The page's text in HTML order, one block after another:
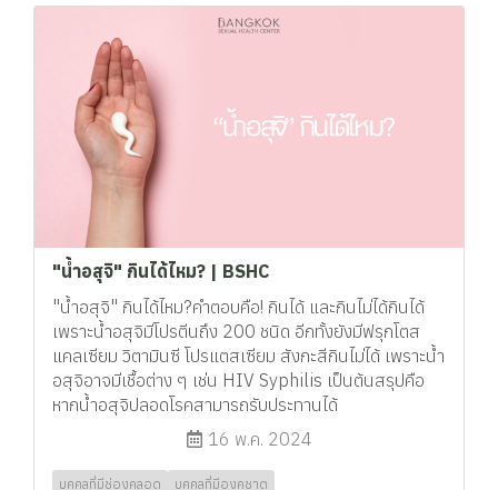
"น้ำอสุจิ" กินได้ไหม? | BSHC
"น้ำอสุจิ" กินได้ไหม?คำตอบคือ! กินได้ และกินไม่ได้กินได้
เพราะน้ำอสุจิมีโปรตีนถึง 200 ชนิด อีกทั้งยังมีฟรุกโตส
แคลเซียม วิตามินซี โปรแตสเซียม สังกะสีกินไม่ได้ เพราะน้ำ
อสุจิอาจมีเชื้อต่าง ๆ เช่น HIV Syphilis เป็นต้นสรุปคือ
หากน้ำอสุจิปลอดโรคสามารถรับประทานได้
16 พ.ค. 2024
บุคคลที่มีช่องคลอด บุคคลที่มีองคชาต